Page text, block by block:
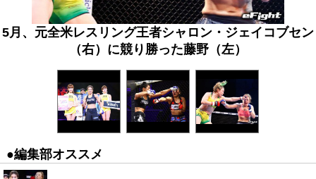
5月、元全米レスリング王者シャロン・ジェイコブセン
（右）に競り勝った藤野（左）
●編集部オススメ